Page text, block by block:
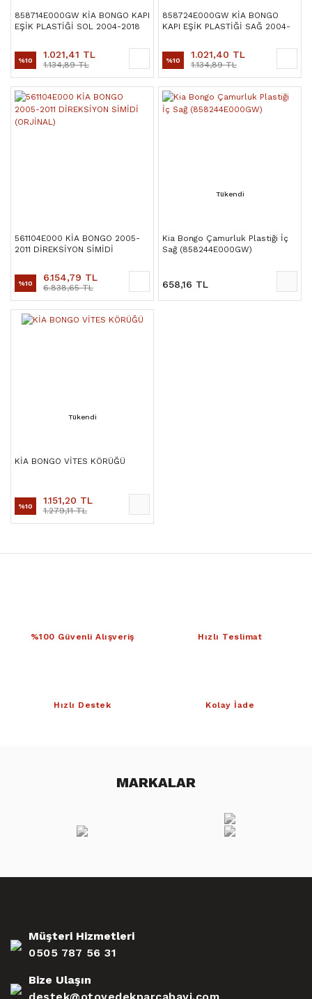
858714E000GW KİA BONGO KAPI
EŞİK PLASTİĞİ SOL 2004-2018
%10 1.021,41 TL
1.134,89 TL
858724E000GW KİA BONGO
KAPI EŞİK PLASTİĞİ SAĞ 2004-
%10 1.021,40 TL
1.134,89 TL
561104E000 KİA BONGO 2005-
2011 DİREKSİYON SİMİDİ
%10 6.154,79 TL
6.838,65 TL
Tükendi
Kia Bongo Çamurluk Plastiği İç
Sağ (858244E000GW)
658,16 TL
Tükendi
KİA BONGO VİTES KÖRÜĞÜ
%10 1.151,20 TL
1.279,11 TL
%100 Güvenli Alışveriş Hızlı Teslimat
Hızlı Destek Kolay İade
MARKALAR
Müşteri Hizmetleri
0505 787 56 31
Bize Ulaşın